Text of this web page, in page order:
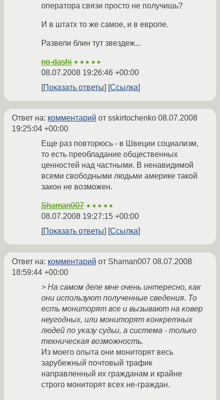
оператора связи просто не получишь?
И в штатх то же самое, и в европе.
Развели блин тут звездеж...
no-dashi ★★★★★
08.07.2008 19:26:46 +00:00
Показать ответы
Ссылка
Ответ на: комментарий от sskirtochenko 08.07.2008
19:25:04 +00:00
Еще раз повторюсь - в Швеции социализм,
то есть преобладание общественных
ценностей над частными. В ненавидимой
всеми свободными людьми америке такой
закон не возможен.
Shaman007 ★★★★★
08.07.2008 19:27:15 +00:00
Показать ответы
Ссылка
Ответ на: комментарий от Shaman007 08.07.2008
18:59:44 +00:00
> На самом деле мне очень интересно, как
они используют полученные сведения. То
есть мониторят все и вызывают на ковер
неугодных, или мониторят конкретных
людей по указу судьи, а система - только
техническая возможность.
Из моего опыта они мониторят весь
зарубежный почтовый трафик
направленный их гражданам и крайне
строго мониторят всех не-граждан.